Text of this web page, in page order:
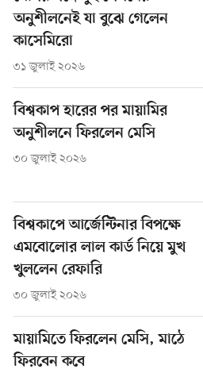
অনুশীলনেই যা বুঝে গেলেন
কাসেমিরো
৩১ জুলাই ২০২৬
বিশ্বকাপ হারের পর মায়ামির
অনুশীলনে ফিরলেন মেসি
৩০ জুলাই ২০২৬
বিশ্বকাপে আর্জেন্টিনার বিপক্ষে
এমবোলোর লাল কার্ড নিয়ে মুখ
খুললেন রেফারি
৩০ জুলাই ২০২৬
মায়ামিতে ফিরলেন মেসি, মাঠে
ফিরবেন কবে